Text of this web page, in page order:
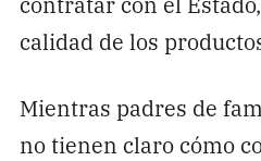
calidad de los
Mientras padres de
no tienen claro cómo